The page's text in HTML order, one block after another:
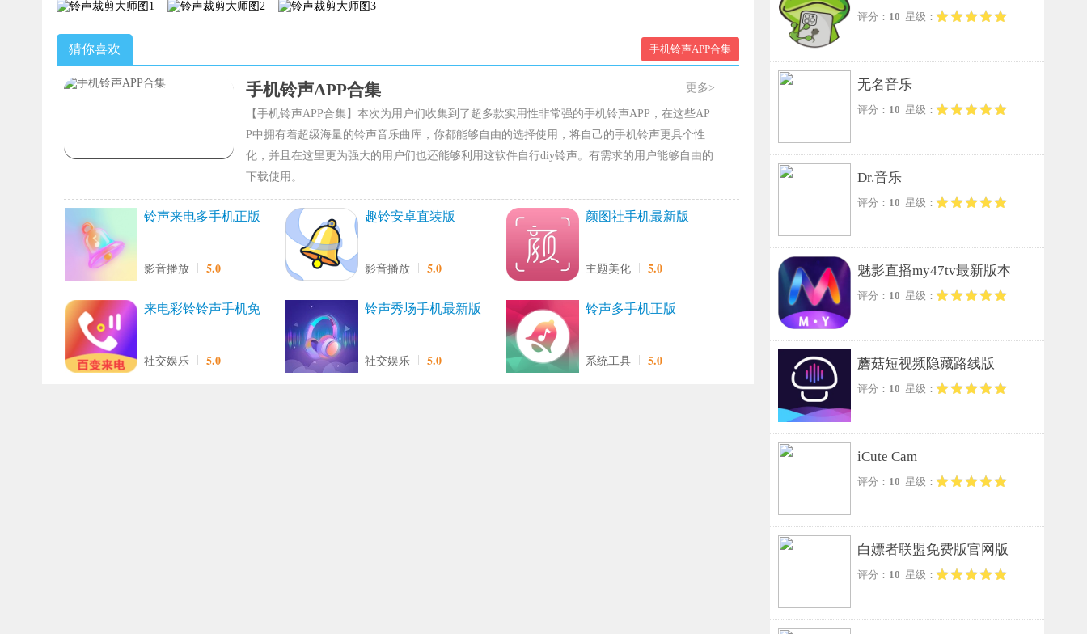
猜你喜欢 手机铃声APP合集
手机铃声APP合集 更多>
【手机铃声APP合集】本次为用户们收集到了超多款实用性非常强的手机铃声APP，在这些AP
P中拥有着超级海量的铃声音乐曲库，你都能够自由的选择使用，将自己的手机铃声更具个性
化，并且在这里更为强大的用户们也还能够利用这软件自行diy铃声。有需求的用户能够自由的
下载使用。
铃声来电多手机正版
影音播放 5.0
趣铃安卓直装版
影音播放 5.0
颜图社手机最新版
主题美化 5.0
来电彩铃铃声手机免
社交娱乐 5.0
铃声秀场手机最新版
社交娱乐 5.0
铃声多手机正版
系统工具 5.0
评分： 10 星级：
无名音乐
评分： 10 星级：
Dr.音乐
评分： 10 星级：
魅影直播my47tv最新版本
评分： 10 星级：
蘑菇短视频隐藏路线版
评分： 10 星级：
iCute Cam
评分： 10 星级：
白嫖者联盟免费版官网版
评分： 10 星级：